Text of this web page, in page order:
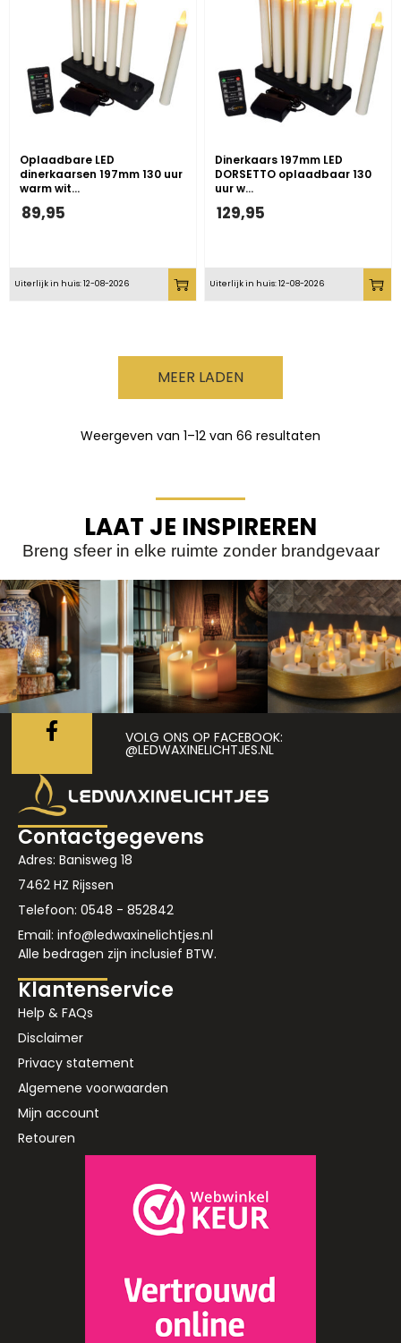
Oplaadbare LED
dinerkaarsen 197mm 130 uur
warm wit…
89,95
Uiterlijk in huis: 12-08-2026
Dinerkaars 197mm LED
DORSETTO oplaadbaar 130
uur w…
129,95
Uiterlijk in huis: 12-08-2026
MEER LADEN
Weergeven van 1–12 van 66 resultaten
LAAT JE INSPIREREN
Breng sfeer in elke ruimte zonder brandgevaar
VOLG ONS OP FACEBOOK:
@LEDWAXINELICHTJES.NL
Contactgegevens
Adres: Banisweg 18
7462 HZ Rijssen
Telefoon: 0548 - 852842
Email: info@ledwaxinelichtjes.nl
Alle bedragen zijn inclusief BTW.
Klantenservice
Help & FAQs
Disclaimer
Privacy statement
Algemene voorwaarden
Mijn account
Retouren